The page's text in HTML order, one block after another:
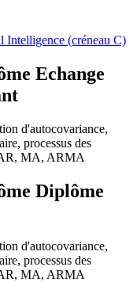
(créneau C)
Echange
d'autocovariance,
processus des
AR, MA, ARMA
Diplôme
d'autocovariance,
processus des
AR, MA, ARMA